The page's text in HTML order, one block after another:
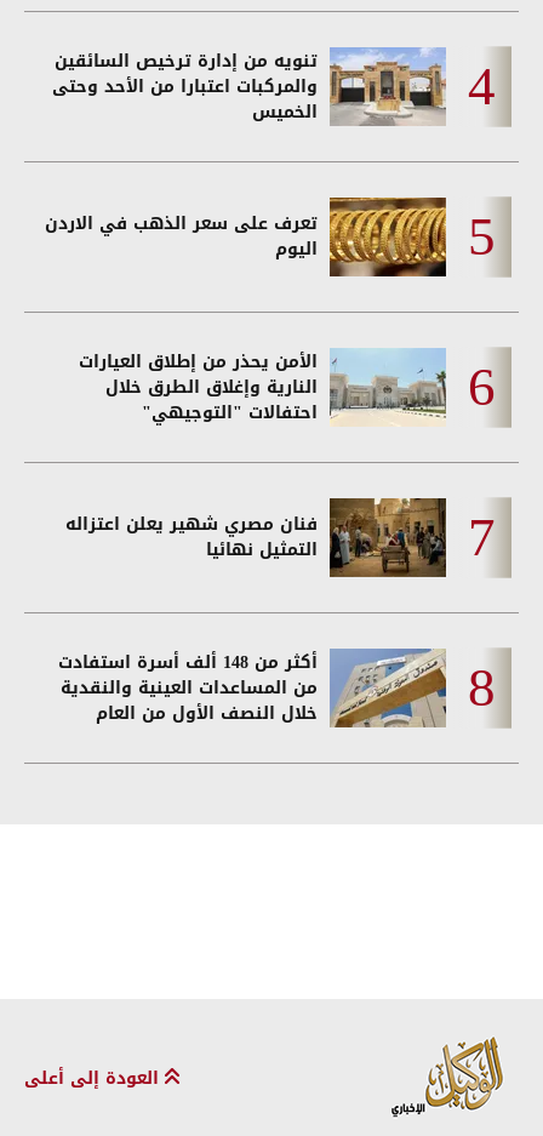
تنويه من إدارة ترخيص السائقين
والمركبات اعتبارا من الأحد وحتى
الخميس
تعرف على سعر الذهب في الاردن
اليوم
الأمن يحذر من إطلاق العيارات
النارية وإغلاق الطرق خلال
احتفالات "التوجيهي"
فنان مصري شهير يعلن اعتزاله
التمثيل نهائيا
أكثر من 148 ألف أسرة استفادت
من المساعدات العينية والنقدية
خلال النصف الأول من العام
العودة إلى أعلى